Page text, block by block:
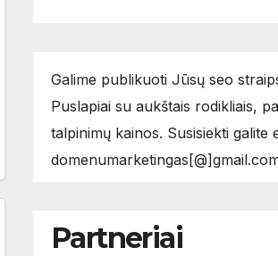
Galime publikuoti Jūsų seo
Puslapiai su aukštais rodikliais,
talpinimų kainos. Susisiekti galite
Partneriai